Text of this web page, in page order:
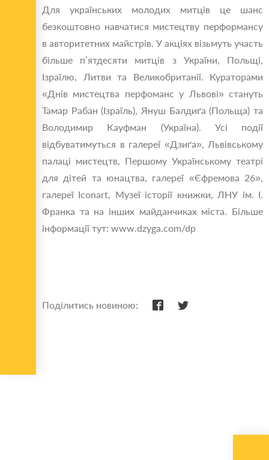
Для українських молодих митців це шанс
безкоштовно навчатися мистецтву перформансу
в авторитетних майстрів. У акціях візьмуть участь
більше п’ятдесяти митців з України, Польщі,
Ізраїлю, Литви та Великобританії. Кураторами
«Днів мистецтва перфоманс у Львові» стануть
Тамар Рабан (Ізраїль), Януш Балдиґа (Польща) та
Володимир Кауфман (Україна). Усі події
відбуватимуться в галереї «Дзиґа», Львівському
палаці мистецтв, Першому Українському театрі
для дітей та юнацтва, галереї «Єфремова 26»,
галереї Iconart, Музеї історії книжки, ЛНУ ім. І.
Франка та на інших майданчиках міста. Більше
інформації тут: www.dzyga.com/dp
Поділитись новиною: